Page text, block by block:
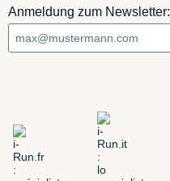
Anmeldung zum Newsletter: